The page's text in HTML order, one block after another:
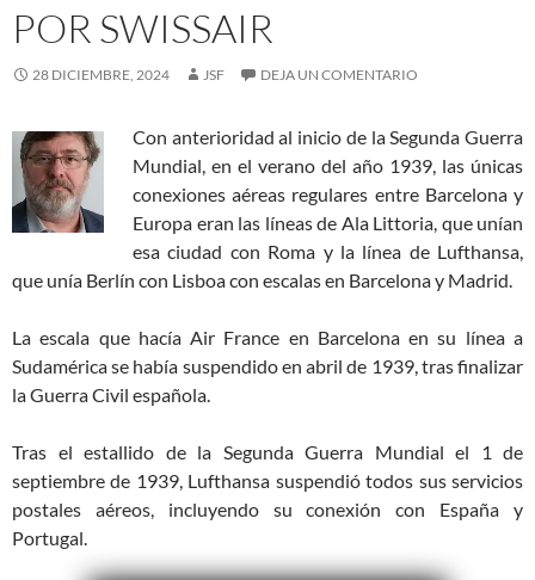
POR SWISSAIR
28 DICIEMBRE, 2024 JSF DEJA UN COMENTARIO
Con anterioridad al inicio de la Segunda Guerra
Mundial, en el verano del año 1939, las únicas
conexiones aéreas regulares entre Barcelona y
Europa eran las líneas de Ala Littoria, que unían
esa ciudad con Roma y la línea de Lufthansa,
que unía Berlín con Lisboa con escalas en Barcelona y Madrid.
La escala que hacía Air France en Barcelona en su línea a
Sudamérica se había suspendido en abril de 1939, tras finalizar
la Guerra Civil española.
Tras el estallido de la Segunda Guerra Mundial el 1 de
septiembre de 1939, Lufthansa suspendió todos sus servicios
postales aéreos, incluyendo su conexión con España y
Portugal.